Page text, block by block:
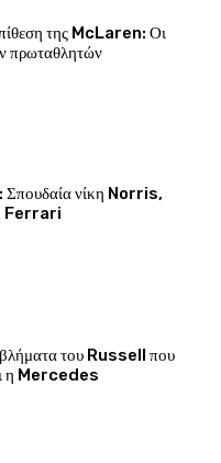
της McLaren: Οι
πρωταθλητών
Σπουδαία νίκη Norris,
Ferrari
του Russell που
η Mercedes